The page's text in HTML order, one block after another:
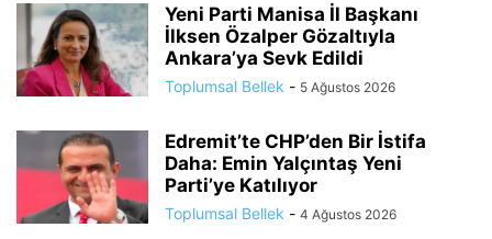
Yeni Parti Manisa İl Başkanı
İlksen Özalper Gözaltıyla
Ankara’ya Sevk Edildi
Toplumsal Bellek - 5 Ağustos 2026
Edremit’te CHP’den Bir İstifa
Daha: Emin Yalçıntaş Yeni
Parti’ye Katılıyor
Toplumsal Bellek - 4 Ağustos 2026